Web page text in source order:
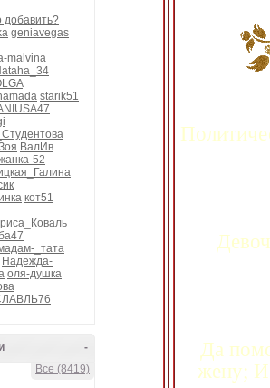
добавить?
geniavegas
malvina
starik51
ВалИв
52
кот51
_тата
Надежда-
оля-душка
-
Все (8419)
Да
жену; И